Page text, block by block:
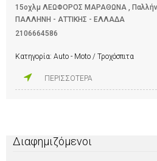
15οχλμ ΛΕΩΦΟΡΟΣ ΜΑΡΑΘΩΝΑ ,
ΠΑΛΛΗΝΗ - ΑΤΤΙΚΗΣ - ΕΛΛΑΔΑ
2106664586
Κατηγορία: Auto - Moto / Τροχόσπιτα
ΠΕΡΙΣΣΟΤΕΡΑ
Διαφημιζόμενοι